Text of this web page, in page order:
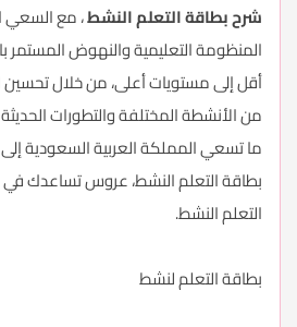
شرح بطاقة التعلم النشط، مع السعي
المنظومة التعليمية والنهوض المستمر
أقل إلى مستويات أعلى، من خلال تحسين
من الأنشطة المختلفة والتطورات
ما تسعي المملكة العربية السعودية
بطاقة التعلم النشط، عروس تساعدك
التعلم النشط.
بطاقة التعلم لنشط